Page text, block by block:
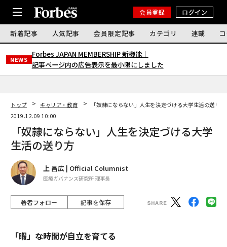
会員登録 ログイン
新着記事 人気記事 会員限定記事 カテゴリ 連載
NEWS
Forbes JAPAN MEMBERSHIP 新機能｜
記事ページ内の広告表示を最小限にしました
トップ キャリア・教育
「奴隷にならない」人生を決定づける大学生活の送り方
2019.12.09 10:00
「奴隷にならない」人生を決定づける大学
生活の送り方
上 昌広 | Official Columnist
医療ガバナンス研究所 理事長
著者フォロー 記事を保存
「暇」な時間が自立を育てる